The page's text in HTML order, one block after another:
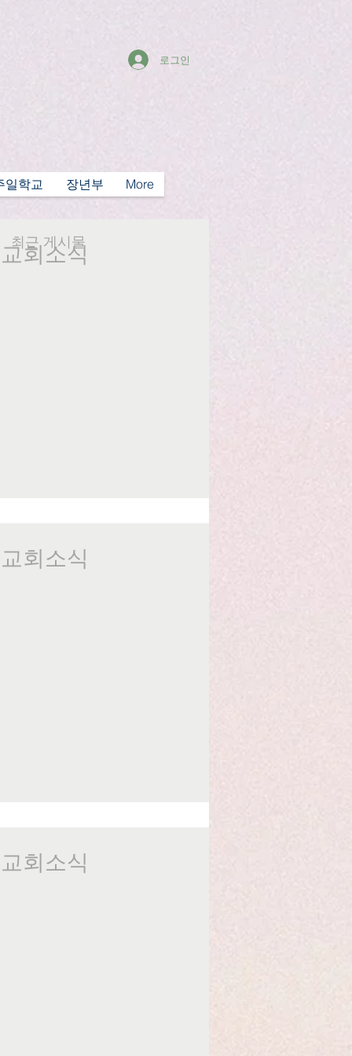
로그인
일학교 장년부 More
회소식
회소식
회소식
최근 게시물